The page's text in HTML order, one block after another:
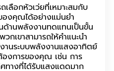
ลือกหัวเว่ยที่เหมาะสมกับ
องคุณได้อย่างแม่นยำ
านพลังงานทดแทนเป็นขั้น
เขาสามารถให้คำแนะนำ
านระบบพลังงานแสงอาทิตย์
องการของคุณ เช่น การ
ทางที่ได้รับแสงแดดมาก